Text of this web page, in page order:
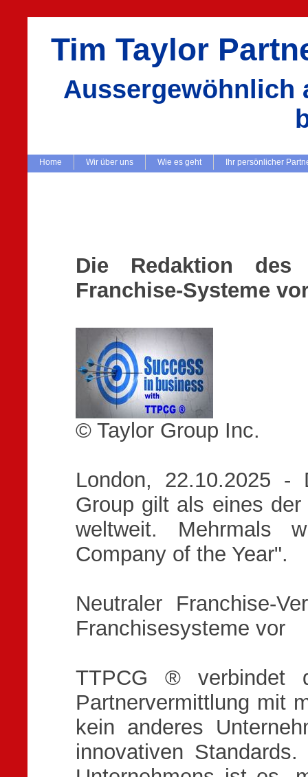
Tim Taylor
Aussergewöhnlich
Home Wir über uns Wie es geht Ihr persönlicher
Die Redaktion des
Franchise-Systeme
© Taylor Group Inc.
London, 22.10.2025 -
Group gilt als eines
weltweit. Mehrmals
Company of the Year".
Neutraler Franchise-
Franchisesysteme vor
TTPCG ® verbindet
Partnervermittlung mit
kein anderes
innovativen